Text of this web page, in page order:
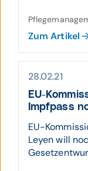
Zum Artikel
28.02.21
EU-
Impf­pass
EU-
Leyen will